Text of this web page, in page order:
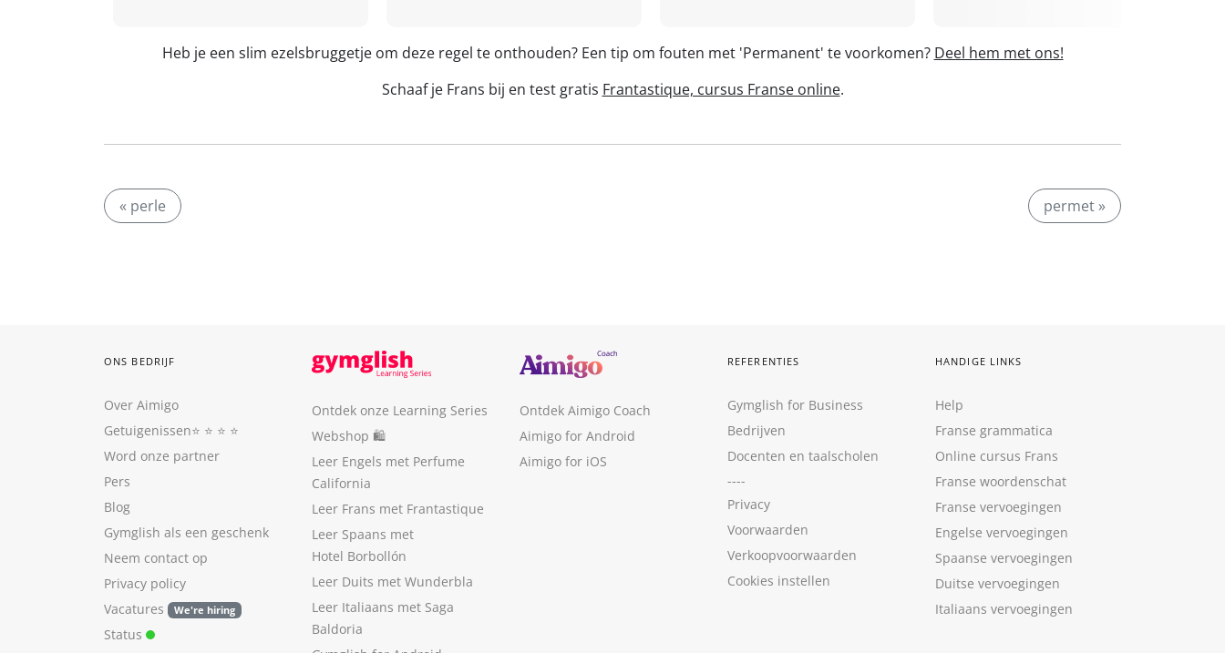
Heb je een slim ezelsbruggetje om deze regel te onthouden? Een tip om fouten met 'Permanent' te voorkomen? Deel hem met ons!
Schaaf je Frans bij en test gratis Frantastique, cursus Franse online.
« perle permet »
ONS BEDRIJF
Over Aimigo
Getuigenissen⭐️ ⭐️ ⭐️ ⭐️
Word onze partner
Pers
Blog
Gymglish als een geschenk
Neem contact op
Privacy policy
Vacatures
We're hiring
Status
Ontdek onze Learning Series
Webshop 🛍
Leer Engels met Perfume
California
Leer Frans met Frantastique
Leer Spaans met
Hotel Borbollón
Leer Duits met Wunderbla
Leer Italiaans met Saga
Baldoria
Ontdek Aimigo Coach
Aimigo for Android
Aimigo for iOS
REFERENTIES
Gymglish for Business
Bedrijven
Docenten en taalscholen
----
Privacy
Voorwaarden
Verkoopvoorwaarden
Cookies instellen
HANDIGE LINKS
Help
Franse grammatica
Online cursus Frans
Franse woordenschat
Franse vervoegingen
Engelse vervoegingen
Spaanse vervoegingen
Duitse vervoegingen
Italiaans vervoegingen